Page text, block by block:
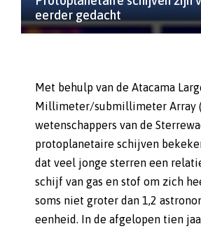
eerder gedacht
Met behulp van de Atacama
Millimeter/submillimeter Array
wetenschappers van de
protoplanetaire schijven
dat veel jonge sterren een
schijf van gas en stof om zich
soms niet groter dan 1,2
eenheid. In de afgelopen tien